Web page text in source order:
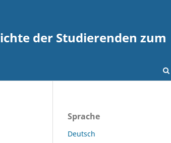
der Studierenden zum
Sprache
Deutsch